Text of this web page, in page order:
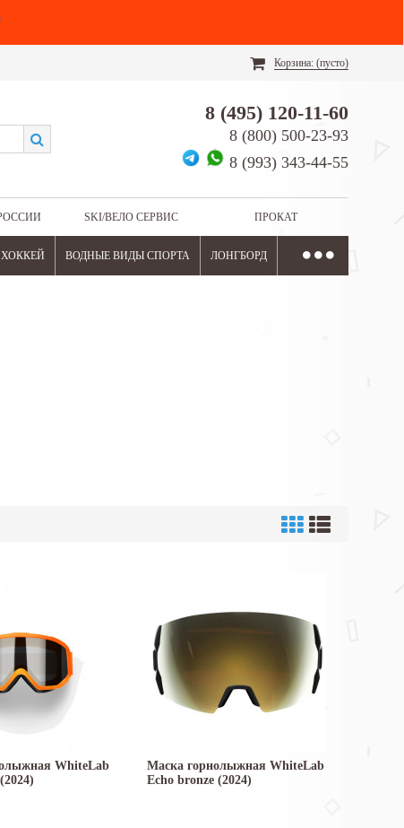
Корзина: (пусто)
8 (495) 120-11-60
8 (800) 500-23-93
8 (993) 343-44-55
SKI/ВЕЛО СЕРВИС ПРОКАТ
ХОККЕЙ ВОДНЫЕ ВИДЫ СПОРТА ЛОНГБОРД
WhiteLab
Маска горнолыжная WhiteLab
Echo bronze (2024)